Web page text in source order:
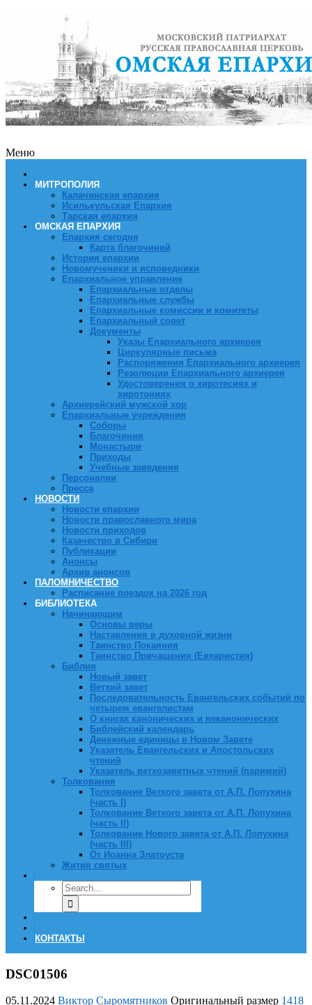
Меню
МИТРОПОЛИЯ
Калачинская епархия
Исилькульская Епархия
Тарская епархия
ОМСКАЯ ЕПАРХИЯ
Епархия сегодня
Карта благочиний
История епархии
Новомученики и исповедники
Епархиальное управление
Епархиальные отделы
Епархиальные службы
Епархиальные комиссии и комитеты
Епархиальный совет
Документы
Указы Епархиального архиерея
Циркулярные письма
Распоряжения Епархиального архиерея
Резолюции Епархиального архиерея
Удостоверения о хиротесиях и
хиротониях
Архиерейский мужской хор
Епархиальные учреждения
Соборы
Благочиния
Монастыри
Приходы
Учебные заведения
Персоналии
Пресса
НОВОСТИ
Новости епархии
Новости православного мира
Новости приходов
Казачество в Сибири
Публикации
Анонсы
Архив анонсов
ПАЛОМНИЧЕСТВО
Расписание поездок на 2026 год
БИБЛИОТЕКА
Начинающим
Основы веры
Наставления в духовной жизни
Таинство Покаяния
Таинство Причащения (Евхаристия)
Библия
Новый завет
Ветхий завет
Последовательность Евангельских событий по
четырем евангелистам
О книгах канонических и неканонических
Библейский календарь
Денежные единицы в Новом Завете
Указатель Евангельских и Апостольских
чтений
Указатель ветхозаветных чтений (паримий)
Толкования
Толкование Ветхого завета от А.П. Лопухина
(часть I)
Толкование Ветхого завета от А.П. Лопухина
(часть II)
Толкование Нового завета от А.П. Лопухина
(часть III)
От Иоанна Златоуста
Жития святых
КОНТАКТЫ
DSC01506
05.11.2024 Виктор Сыромятников Оригинальный размер 1418